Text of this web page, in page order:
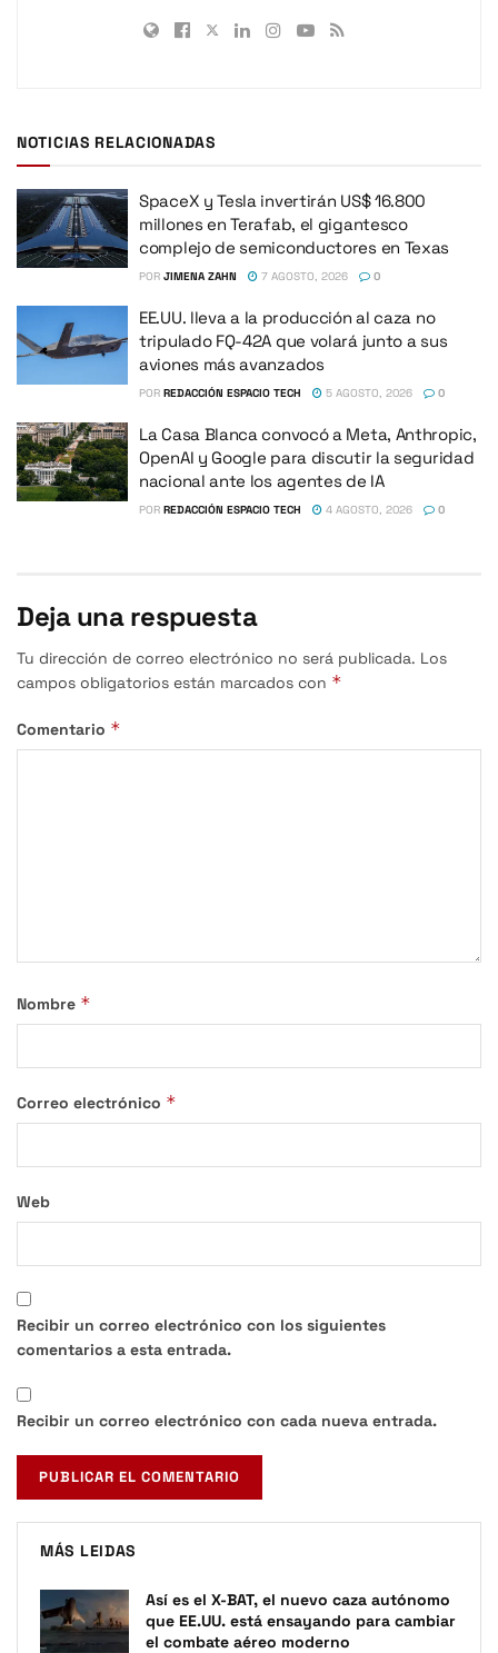
NOTICIAS RELACIONADAS
SpaceX y Tesla invertirán US$ 16.800
millones en Terafab, el gigantesco
complejo de semiconductores en Texas
POR JIMENA ZAHN 7 AGOSTO, 2026 0
EE.UU. lleva a la producción al caza no
tripulado FQ-42A que volará junto a sus
aviones más avanzados
POR REDACCIÓN ESPACIO TECH 5 AGOSTO, 2026 0
La Casa Blanca convocó a Meta, Anthropic,
OpenAI y Google para discutir la seguridad
nacional ante los agentes de IA
POR REDACCIÓN ESPACIO TECH 4 AGOSTO, 2026 0
Deja una respuesta
Tu dirección de correo electrónico no será publicada. Los
campos obligatorios están marcados con *
Comentario *
Nombre *
Correo electrónico *
Web
Recibir un correo electrónico con los siguientes
comentarios a esta entrada.
Recibir un correo electrónico con cada nueva entrada.
MÁS LEIDAS
Así es el X-BAT, el nuevo caza autónomo
que EE.UU. está ensayando para cambiar
el combate aéreo moderno